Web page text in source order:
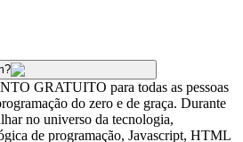
GRATUITO para todas as pessoas
do zero e de graça. Durante
no universo da tecnologia,
de programação, Javascript, HTML